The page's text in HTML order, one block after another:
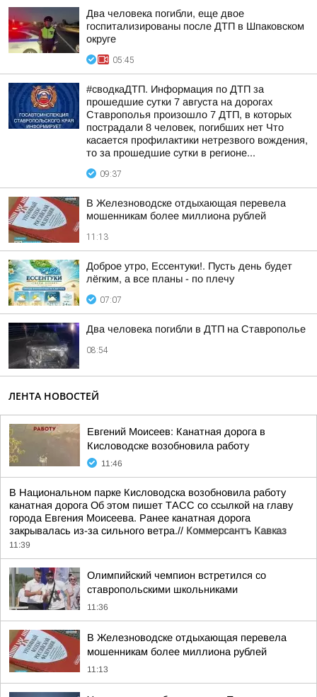
Два человека погибли, еще двое
госпитализированы после ДТП в Шпаковском
округе
05:45
#сводкаДТП. Информация по ДТП за
прошедшие сутки 7 августа на дорогах
Ставрополья произошло 7 ДТП, в которых
пострадали 8 человек, погибших нет Что
касается профилактики нетрезвого вождения,
то за прошедшие сутки в регионе...
09:37
В Железноводске отдыхающая перевела
мошенникам более миллиона рублей
11:13
Доброе утро, Ессентуки!. Пусть день будет
лёгким, а все планы - по плечу
07:07
Два человека погибли в ДТП на Ставрополье
08:54
ЛЕНТА НОВОСТЕЙ
Евгений Моисеев: Канатная дорога в
Кисловодске возобновила работу
11:46
В Национальном парке Кисловодска возобновила работу
канатная дорога Об этом пишет ТАСС со ссылкой на главу
города Евгения Моисеева. Ранее канатная дорога
закрывалась из-за сильного ветра.// Коммерсантъ Кавказ
11:39
Олимпийский чемпион встретился со
ставропольскими школьниками
11:36
В Железноводске отдыхающая перевела
мошенникам более миллиона рублей
11:13